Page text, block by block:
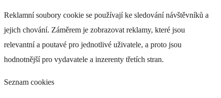
Reklamní soubory cookie se používají ke sledování návštěvníků a
jejich chování. Záměrem je zobrazovat reklamy, které jsou
relevantní a poutavé pro jednotlivé uživatele, a proto jsou
hodnotnější pro vydavatele a inzerenty třetích stran.
Seznam cookies